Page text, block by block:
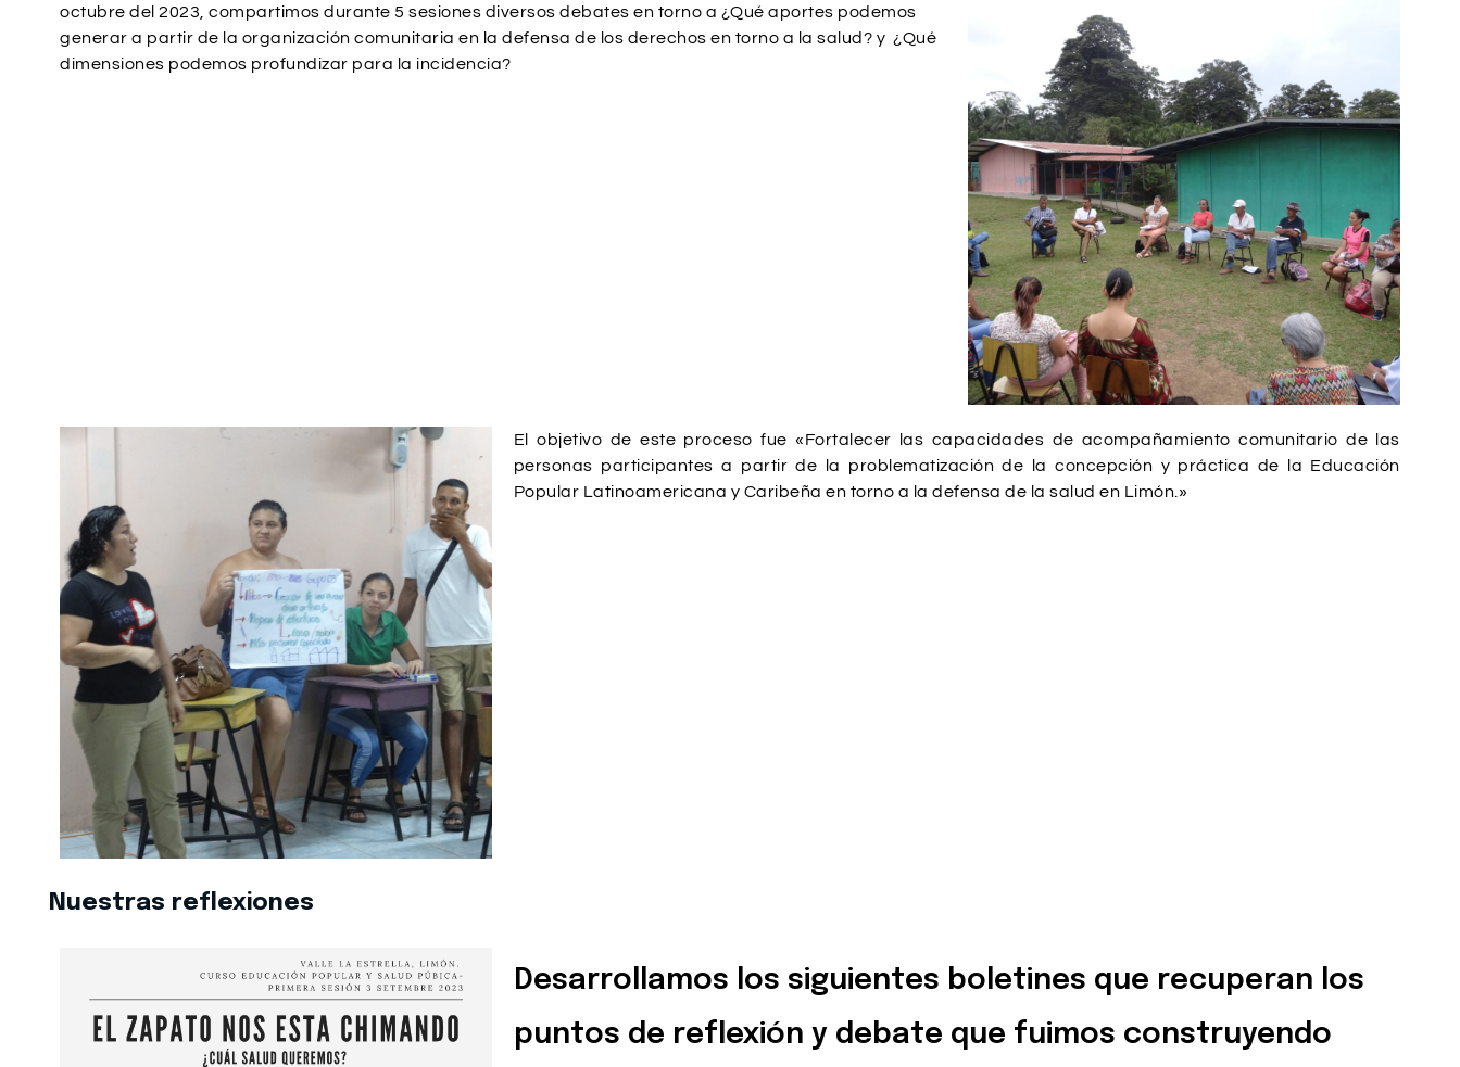
octubre del 2023, compartimos durante 5 sesiones diversos debates en torno a ¿Qué aportes podemos
generar a partir de la organización comunitaria en la defensa de los derechos en torno a la salud? y ¿Qué
dimensiones podemos profundizar para la incidencia?
El objetivo de este proceso fue «Fortalecer las capacidades de acompañamiento comunitario de las
personas participantes a partir de la problematización de la concepción y práctica de la Educación
Popular Latinoamericana y Caribeña en torno a la defensa de la salud en Limón.»
Nuestras reflexiones
Desarrollamos los siguientes boletines que recuperan los
puntos de reflexión y debate que fuimos construyendo